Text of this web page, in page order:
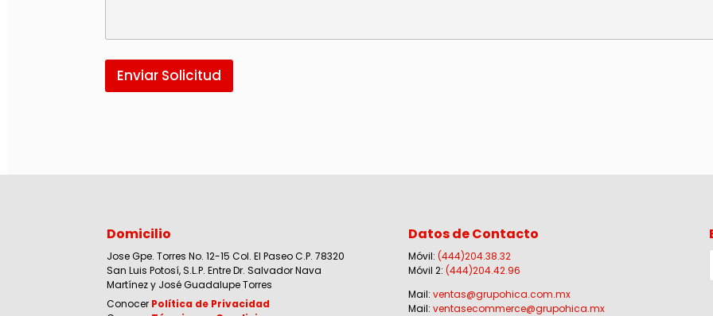
Enviar Solicitud
Domicilio
Jose Gpe. Torres No. 12-15 Col. El Paseo C.P. 78320
San Luis Potosí, S.L.P. Entre Dr. Salvador Nava
Martínez y José Guadalupe Torres
Conocer Política de Privacidad
Datos de Contacto
Móvil: (444)204.38.32
Móvil 2: (444)204.42.96
Mail: ventas@grupohica.com.mx
Mail: ventasecommerce@grupohica.mx